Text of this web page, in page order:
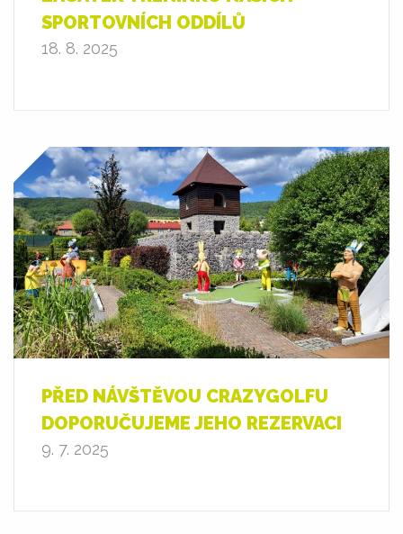
SPORTOVNÍCH ODDÍLŮ
18. 8. 2025
PŘED NÁVŠTĚVOU CRAZYGOLFU
DOPORUČUJEME JEHO REZERVACI
9. 7. 2025